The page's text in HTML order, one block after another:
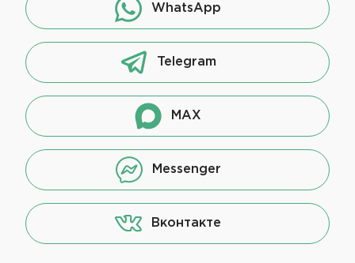
WhatsApp
Telegram
MAX
Messenger
Вконтакте